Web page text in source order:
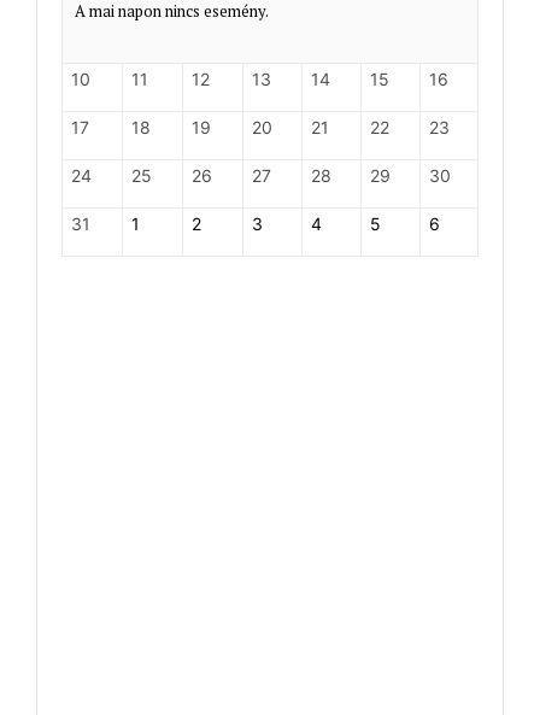
A mai napon nincs esemény.
10 11 12 13 14 15 16
17 18 19 20 21 22 23
24 25 26 27 28 29 30
31 1 2 3 4 5 6